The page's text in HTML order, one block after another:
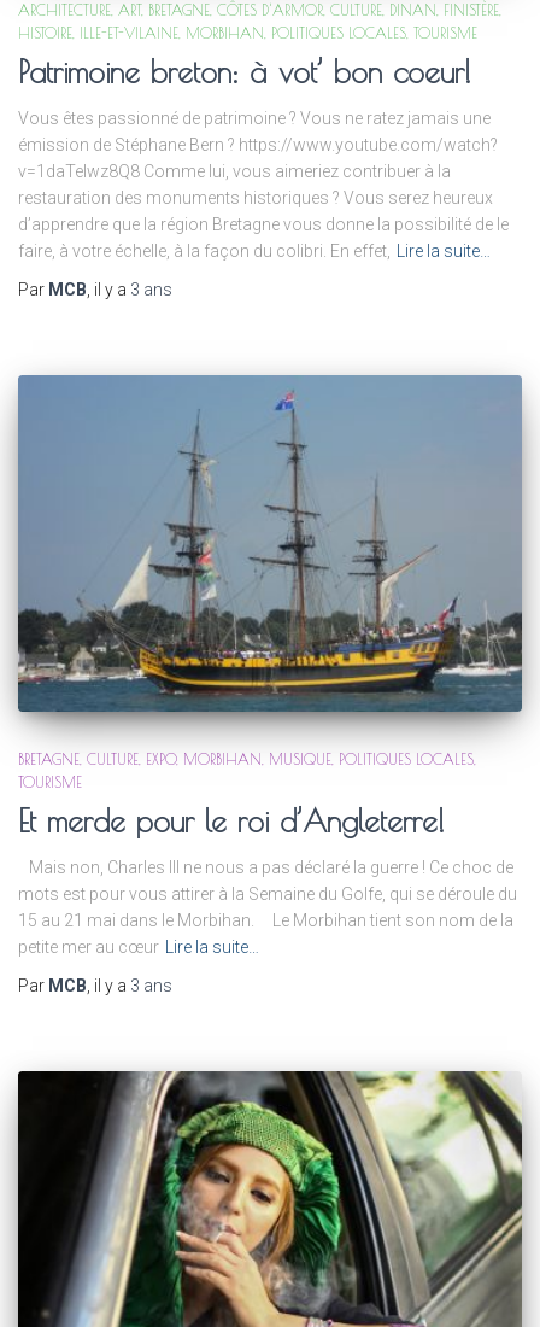
ARCHITECTURE ART BRETAGNE CÔTES D'ARMOR CULTURE DINAN
FINISTÈRE
HISTOIRE
ILLE-ET-VILAINE MORBIHAN POLITIQUES LOCALES TOURISME
Patrimoine breton: à vot’ bon coeur!
Vous êtes passionné de patrimoine ? Vous ne ratez jamais une
émission de Stéphane Bern ? https://www.youtube.com/watch?
v=1daTelwz8Q8 Comme lui, vous aimeriez contribuer à la
restauration des monuments historiques ? Vous serez heureux
d’apprendre que la région Bretagne vous donne la possibilité de le
faire, à votre échelle, à la façon du colibri. En effet, Lire la suite…
Par MCB, il y a 3 ans
BRETAGNE CULTURE EXPO MORBIHAN MUSIQUE POLITIQUES LOCALES
TOURISME
Et merde pour le roi d’Angleterre!
Mais non, Charles III ne nous a pas déclaré la guerre ! Ce choc de
mots est pour vous attirer à la Semaine du Golfe, qui se déroule du
15 au 21 mai dans le Morbihan. Le Morbihan tient son nom de la
petite mer au cœur
Lire la suite…
Par MCB , il y a 3 ans